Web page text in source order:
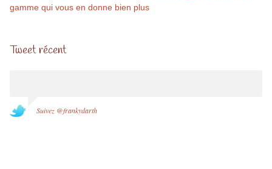
gamme qui vous en donne bien plus
Tweet récent
Suivez @frankydarth